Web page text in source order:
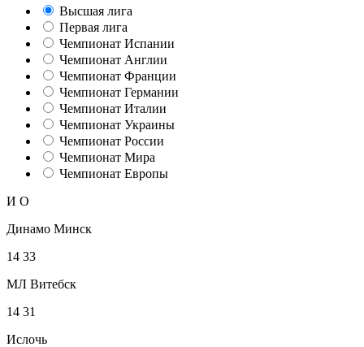
Высшая лига
Первая лига
Чемпионат Испании
Чемпионат Англии
Чемпионат Франции
Чемпионат Германии
Чемпионат Италии
Чемпионат Украины
Чемпионат России
Чемпионат Мира
Чемпионат Европы
И О
Динамо Минск
14 33
МЛ Витебск
14 31
Ислочь